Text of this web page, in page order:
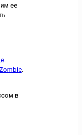
ее
.
.
в